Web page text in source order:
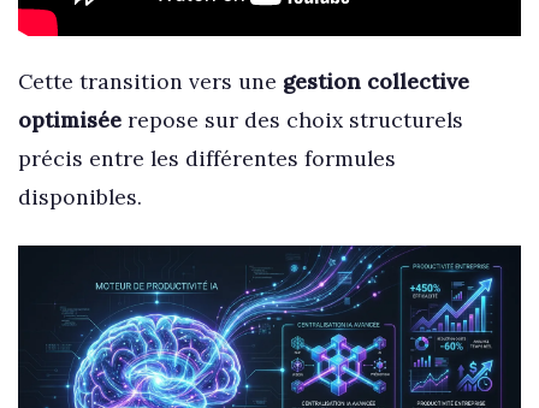
Cette transition vers une gestion collective
optimiséerepose sur des choix structurels
précis entre les différentes formules
disponibles.